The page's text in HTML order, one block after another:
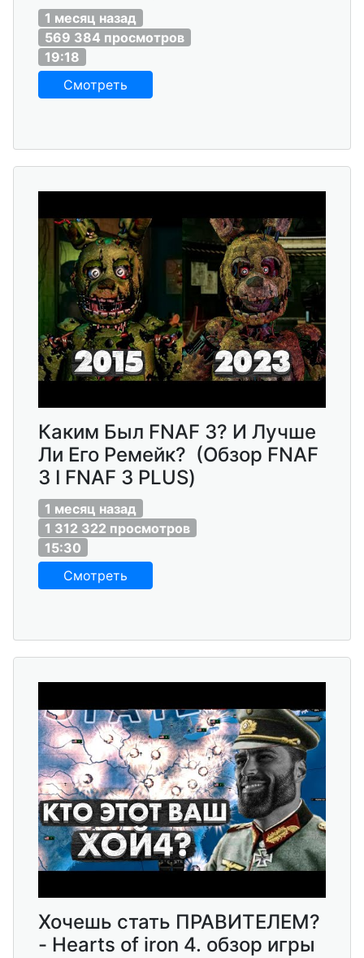
1 месяц назад
569 384 просмотров
19:18
Смотреть
Каким Был FNAF 3? И Лучше
Ли Его Ремейк? (Обзор FNAF
3 I FNAF 3 PLUS)
1 месяц назад
1 312 322 просмотров
15:30
Смотреть
Хочешь стать ПРАВИТЕЛЕМ?
- Hearts of iron 4. обзор игры